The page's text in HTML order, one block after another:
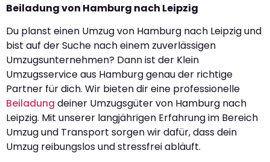
Beiladung von Hamburg nach Leipzig
Du planst einen Umzug von Hamburg nach Leipzig und
bist auf der Suche nach einem zuverlässigen
Umzugsunternehmen? Dann ist der Klein
Umzugsservice aus Hamburg genau der richtige
Partner für dich. Wir bieten dir eine professionelle
Beiladung deiner Umzugsgüter von Hamburg nach
Leipzig. Mit unserer langjährigen Erfahrung im Bereich
Umzug und Transport sorgen wir dafür, dass dein
Umzug reibungslos und stressfrei abläuft.